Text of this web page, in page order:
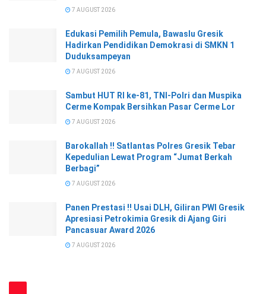
7 AUGUST 2026
Edukasi Pemilih Pemula, Bawaslu Gresik
Hadirkan Pendidikan Demokrasi di SMKN 1
Duduksampeyan
7 AUGUST 2026
Sambut HUT RI ke-81, TNI-Polri dan Muspika
Cerme Kompak Bersihkan Pasar Cerme Lor
7 AUGUST 2026
Barokallah !! Satlantas Polres Gresik Tebar
Kepedulian Lewat Program “Jumat Berkah
Berbagi”
7 AUGUST 2026
Panen Prestasi !! Usai DLH, Giliran PWI Gresik
Apresiasi Petrokimia Gresik di Ajang Giri
Pancasuar Award 2026
7 AUGUST 2026